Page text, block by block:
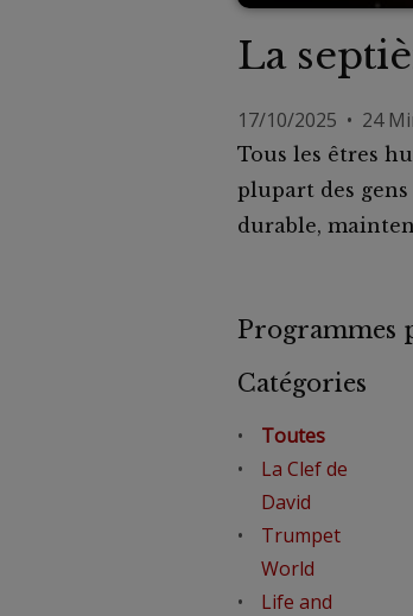
La
17/10/2025 • 24
Tous les êtres
plupart des
durable,
Programmes
Catégories
Toutes
La Clef de
David
Trumpet
World
Life and